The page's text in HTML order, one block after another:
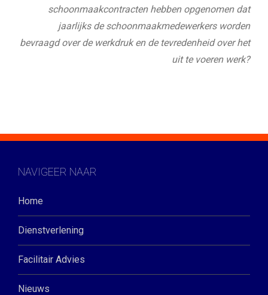
schoonmaakcontracten hebben opgenomen dat
jaarlijks de schoonmaakmedewerkers worden
bevraagd over de werkdruk en de tevredenheid over het
uit te voeren werk?
NAVIGEER NAAR
Home
Dienstverlening
Facilitair Advies
Nieuws